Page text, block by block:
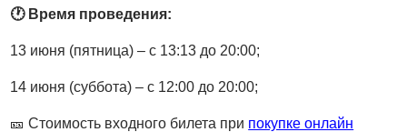
🕐Время проведения:
13 июня (пятница) – с 13:13 до 20:00;
14 июня (суббота) – с 12:00 до 20:00;
🎫 Стоимость входного билета при покупке онлайн